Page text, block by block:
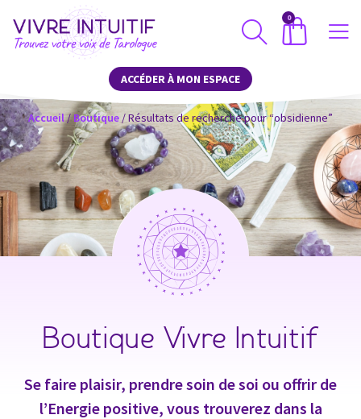
0
ACCÉDER À MON ESPACE
Accueil/Boutique/ Résultats de recherche pour “obsidienne”
Boutique Vivre Intuitif
Se faire plaisir, prendre soin de soi ou offrir de
l’Energie positive, vous trouverez dans la